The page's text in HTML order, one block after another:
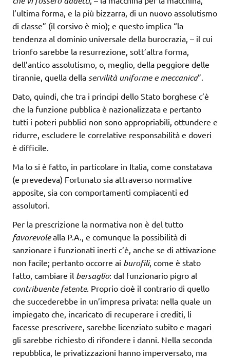
l’ultima forma, e la più bizzarra, di un nuovo assolutismo
di classe” (il corsivo è mio); e questo implica “la
tendenza al dominio universale della burocrazia, – il cui
trionfo sarebbe la resurrezione, sott’altra forma,
dell’antico assolutismo, o, meglio, della peggiore delle
tirannie, quella della servilità uniforme e meccanica”.
Dato, quindi, che tra i principi dello Stato borghese c’è
che la funzione pubblica è nazionalizzata e pertanto
tutti i poteri pubblici non sono appropriabili, ottundere e
ridurre, escludere le correlative responsabilità e doveri
è difficile.
Ma lo si è fatto, in particolare in Italia, come constatava
(e prevedeva) Fortunato sia attraverso normative
apposite, sia con comportamenti compiacenti ed
assolutori.
Per la prescrizione la normativa non è del tutto
favorevolealla P.A., e comunque la possibilità di
sanzionare i funzionati inerti c’è, anche se di attivazione
non facile; pertanto occorre ai burofili, come è stato
fatto, cambiare il bersaglio: dal funzionario pigro al
contribuente fetente. Proprio cioè il contrario di quello
che succederebbe in un’impresa privata: nella quale un
impiegato che, incaricato di recuperare i crediti, li
facesse prescrivere, sarebbe licenziato subito e magari
gli sarebbe richiesto di rifondere i danni. Nella seconda
repubblica, le privatizzazioni hanno imperversato, ma